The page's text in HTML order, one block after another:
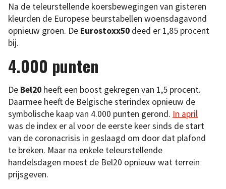
Na de teleurstellende koersbewegingen van gisteren
kleurden de Europese beurstabellen woensdagavond
opnieuw groen. De Eurostoxx50 deed er 1,85 procent
bij.
4.000 punten
De Bel20 heeft een boost gekregen van 1,5 procent.
Daarmee heeft de Belgische sterindex opnieuw de
symbolische kaap van 4.000 punten gerond. In april
was de index er al voor de eerste keer sinds de start
van de coronacrisis in geslaagd om door dat plafond
te breken. Maar na enkele teleurstellende
handelsdagen moest de Bel20 opnieuw wat terrein
prijsgeven.